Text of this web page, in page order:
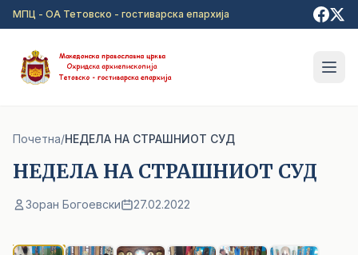
Прејди на главна содржина
МПЦ - ОА Тетовско - гостиварска епархија
Почетна/НЕДЕЛА НА СТРАШНИОТ СУД
НЕДЕЛА НА СТРАШНИОТ СУД
Зоран Богоевски 27.02.2022